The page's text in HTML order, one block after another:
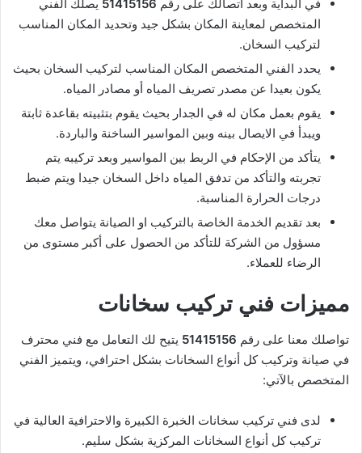
في البداية وبعد اتصالك على رقم 51415156 يصلك الفني
المتخصص لمعاينة المكان بشكل جيد وتحديد المكان المناسب
لتركيب السخان.
يحدد الفني المتخصص المكان المناسب لتركيب السخان بحيث
يكون بعيدا عن مصدر تصريف المياه أو مصادر المياه.
يقوم بعمل مكان له في الجدار بحيث يقوم بتثبيته بقاعدة ثابتة
ويبدأ في الايصال بينه وبين المواسير الساخنة والباردة.
يتأكد من الإحكام في الربط بين المواسير وبعد تركيبه يتم
تجربته والتأكد من تدفق المياه داخل السخان جيدا ويتم ضبط
درجات الحرارة المناسبة.
بعد تقديم الخدمة الخاصة بالتركيب او الصيانة يتواصل معك
مسؤول من الشركة للتأكد من الحصول على أكبر مستوى من
الرضاء للعملاء.
مميزات فني تركيب سخانات
تواصلك معنا على رقم 51415156 يتيح لك التعامل مع فني محترف
في صيانة وتركيب كل أنواع السخانات بشكل احترافي، ويتميز الفني
المتخصص بالآتي:
لدى فني تركيب سخانات الخبرة الكبيرة والاحترافية العالية في
تركيب كل أنواع السخانات المركزية بشكل سليم.